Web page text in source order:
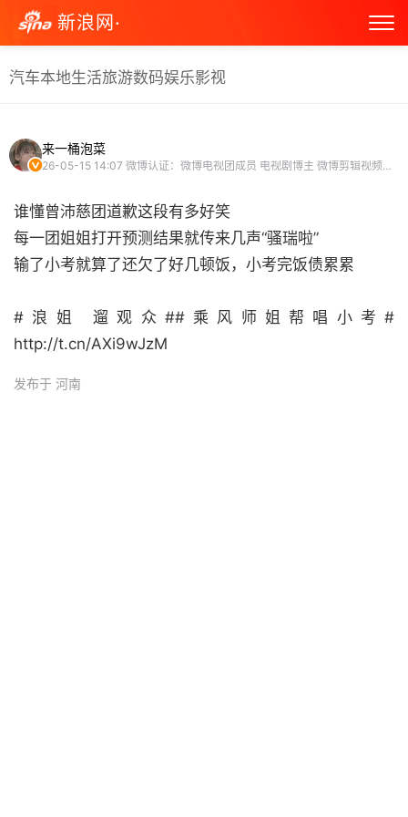
新浪网·
汽车本地生活旅游数码娱乐影视
来一桶泡菜
26-05-15 14:07 微博认证：微博电视团成员 电视剧博主 微博剪辑视频博主
谁懂曾沛慈团道歉这段有多好笑
每一团姐姐打开预测结果就传来几声“骚瑞啦”
输了小考就算了还欠了好几顿饭，小考完饭债累累
#浪姐 遛观众##乘风师姐帮唱小考#
http://t.cn/AXi9wJzM ​
发布于 河南